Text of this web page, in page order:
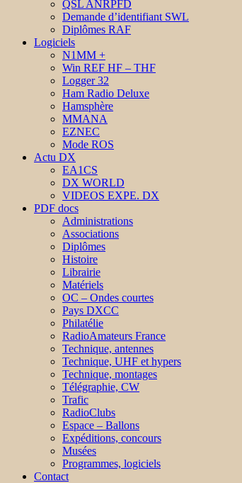
QSL ANRPFD
Demande d’identifiant SWL
Diplômes RAF
Logiciels
N1MM +
Win REF HF – THF
Logger 32
Ham Radio Deluxe
Hamsphère
MMANA
EZNEC
Mode ROS
Actu DX
EA1CS
DX WORLD
VIDEOS EXPE. DX
PDF docs
Administrations
Associations
Diplômes
Histoire
Librairie
Matériels
OC – Ondes courtes
Pays DXCC
Philatélie
RadioAmateurs France
Technique, antennes
Technique, UHF et hypers
Technique, montages
Télégraphie, CW
Trafic
RadioClubs
Espace – Ballons
Expéditions, concours
Musées
Programmes, logiciels
Contact